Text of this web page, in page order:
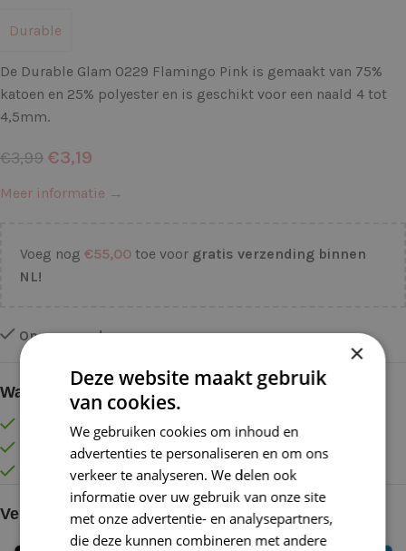
Durable
De Durable Glam 0229 Flamingo Pink is gemaakt van 75%
katoen en 25% polyester en is geschikt voor een naald 4 tot
4,5mm.
€3,99 €3,19
Meer informatie →
Voeg nog €55,00 toe voor gratis verzending binnen
NL!
Op voorraad
Waarom kopen bij de Wolkast?
Lage verzendkosten vanaf € 4,99 binnen NL
Gratis verzonden vanaf €55,-
Vóór 16:30 besteld = Zelfde (werk)dag verzonden
Veilig online betalen
×
Deze website maakt gebruik
van cookies.
We gebruiken cookies om inhoud en
advertenties te personaliseren en om ons
verkeer te analyseren. We delen ook
informatie over uw gebruik van onze site
met onze advertentie- en analysepartners,
die deze kunnen combineren met andere